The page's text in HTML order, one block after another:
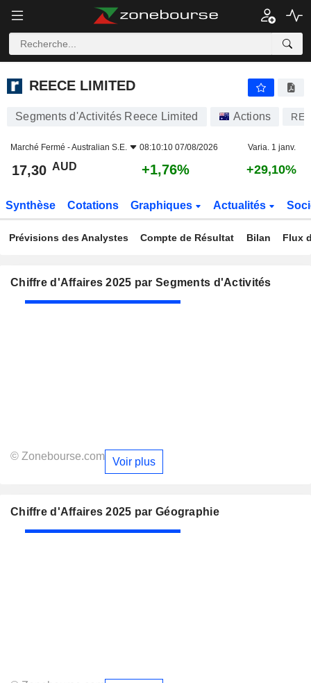
REECE LIMITED
REECE LIMITED
Segments d'Activités Reece Limited Actions REH
Marché Fermé -Australian S.E. 08:10:10 07/08/2026 Varia. 1 janv.
17,30 AUD +1,76% +29,10%
Synthèse Cotations Graphiques Actualités
Prévisions des Analystes Compte de Résultat Bilan Flux
Chiffre d'Affaires 2025 par Segments d'Activités
© Zonebourse.com Voir plus
Chiffre d'Affaires 2025 par Géographie